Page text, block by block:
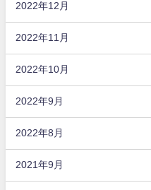
2022年12月
2022年11月
2022年10月
2022年9月
2022年8月
2021年9月